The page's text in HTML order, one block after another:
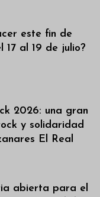
este fin de
17 al 19 de julio?
2026: una gran
y solidaridad
El Real
abierta para el